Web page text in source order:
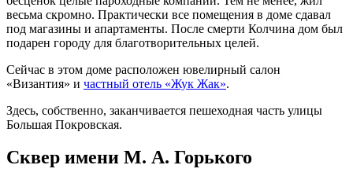
весьма скромно. Практически все помещения в доме сдавал
под магазины и апартаменты. После смерти Колчина дом был
подарен городу для благотворительных целей.
Сейчас в этом доме расположен ювелирный салон
«Византия» и частный отель «Жук Жак».
Здесь, собственно, заканчивается пешеходная часть улицы
Большая Покровская.
Сквер имени М. А. Горького